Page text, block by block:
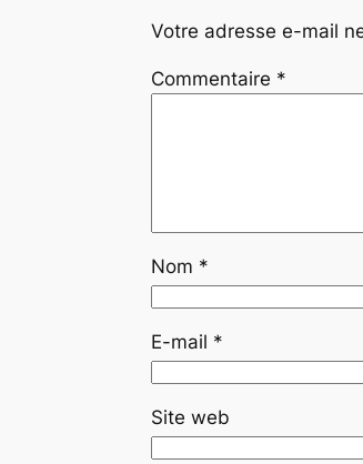
Votre adresse e-mail
Commentaire *
Nom *
E-mail *
Site web